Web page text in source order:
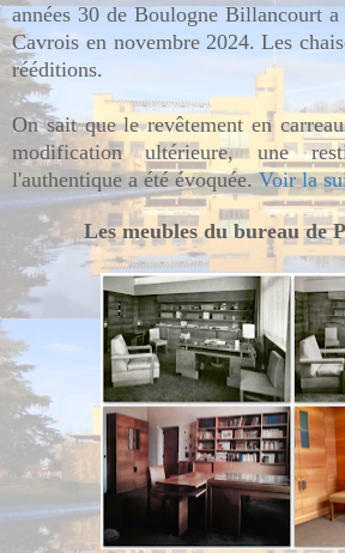
années 30 de Boulogne Billancourt
Cavrois en novembre 2024. Les
rééditions.
On sait que le revêtement en
modification ultérieure, une
l'authentique a été évoquée.Voir la
Les meubles du bureau de